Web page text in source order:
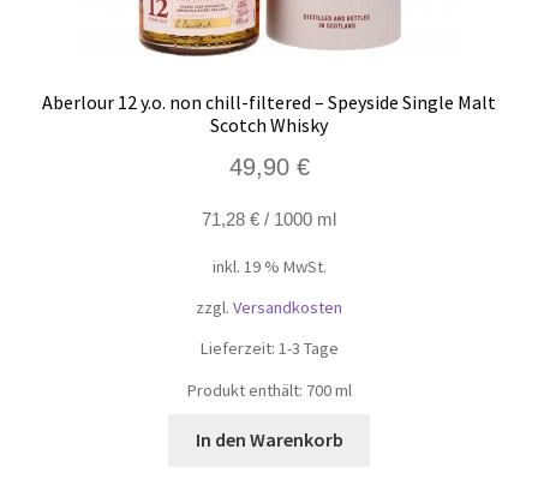
Aberlour 12 y.o. non chill-filtered – Speyside Single Malt
Scotch Whisky
49,90 €
71,28 € / 1000 ml
inkl. 19 % MwSt.
zzgl. Versandkosten
Lieferzeit: 1-3 Tage
Produkt enthält: 700ml
In den Warenkorb